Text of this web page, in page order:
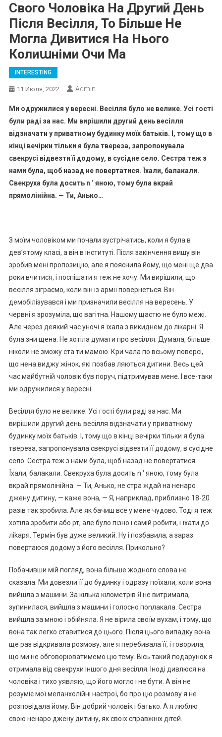
Свого Чоловіка На Другий День
Після Весілля, То Більше Не
Могла Дивитися На Нього
Колиաніми Очи Ма
INTERESTING
11 Июля, 2022 Admin
Mи одружилися у вересні. Весілля було не велике. Усі гості
були раді за нас. Ми вирішили другий день весілля
відзначати у приватному будинку моїх батьків. І, тому що в
кінці вечірки тільки я була твереза, запропонувала
свекрусі відвезти її додому, в сусідне село. Сестра теж з
нами була, щоб назад не повертатися. Їхали, балакали.
Свекруха була досить n ‘ яною, тому була вкрай
прямолінійна. — Ти, Анько…
З моїм чоловіком ми почали зустрічатись, коли я була в
дев’ятому класі, а він в інституті. Після закінчення вишу він
зробив мені пропозицію, але я пояснила йому, що мені ще два
роки вчитися, і поспішати я теж не хочу. Ми вирішили, що
весілля зіграємо, коли він із армії повернеться. Він
демобілізувався і ми призначили весілля на вересень. У
червні я зрозуміла, що вагітна. Нашому щастю не було межі.
Але через деякий час уночі я їхала з викиднем до лікарні. Я
була зни щена. Не хотіла думати про весілля. Думала, більше
ніколи не зможу ста ти мамою. Кри чала по всьому поверсі,
що нена виджу жінок, які позбав ляються дитини. Весь цей
час майбутній чоловік був поруч, підтримував мене. І все-таки
ми одружилися у вересні.
Весілля було не велике. Усі гості були раді за нас. Ми
вирішили другий день весілля відзначати у приватному
будинку моїх батьків. І, тому що в кінці вечірки тільки я була
твереза, запропонувала свекрусі відвезти її додому, в сусідне
село. Сестра теж з нами була, щоб назад не повертатися.
Їхали, балакали. Свекруха була досить n ‘ яною, тому була
вкрай прямолінійна. — Ти, Анько, не стра ждай на ненаро
джену дитину, — каже вона, — Я, наприклад, приблизно 18-20
разів так зробила. Але як бачиш все у мене чудово. Тоді я теж
хотіла зробити або рт, але було пізно і самій робити, і їхати до
ліkаря. Термін був дуже великий. Ну і позбавила, а зараз
повертаюся додому з його весілля. Прикольно?
Побачивши мій погляд, вона більше жодного слова не
сказала. Ми довезли її до будинку і одразу поїхали, коли вона
вийшла з машини. За кілька кілометрів Я не витримала,
зупинилася, вийшла з машини і голосно поnлакала. Сестра
вийшла за мною і обійняла. Я не вірила своїм вухам, і тому, що
вона так легко ставитися до цього. Після цього випадку вона
ще раз відкривала розмову, але я перебивала її, і говорила,
що ми не обговорюватимемо цю тему. Вісь такий подарунок я
отримала від свекрухи іншого дня весілля. Іноді дивлюся на
чоловіка і тихо уявляю, що його могло і не бути. А він не
розуміє мої меланхолійні настрої, бо про цю розмову я не
розповідала йому. Він добрий чоловік і батько. А я люблю
свою ненаро джену дитину, як своїх справжніх дітей.